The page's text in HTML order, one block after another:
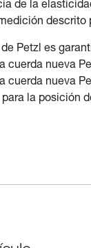
de la
descrito
Petzl es
cuerda nueva
cuerda nueva
la posición